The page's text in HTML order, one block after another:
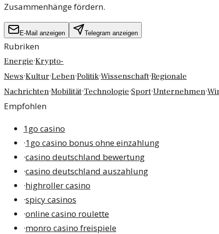
Zusammenhänge fördern.
E-Mail anzeigen Telegram anzeigen
Rubriken
Energie·Krypto-
News·Kultur·Leben·Politik·Wissenschaft·Regionale
Nachrichten·Mobilität·Technologie·Sport·Unternehmen·
Empfohlen
1go casino
·1go casino bonus ohne einzahlung
·casino deutschland bewertung
·casino deutschland auszahlung
·highroller casino
·spicy casinos
·online casino roulette
·monro casino freispiele